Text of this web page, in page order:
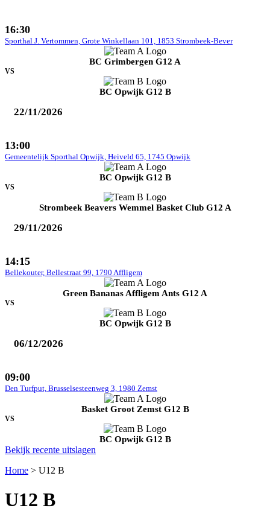
16:30
Sporthal J. Vertommen, Grote Winkellaan 101, 1853 Strombeek-Bever
BC Grimbergen G12 A
VS
BC Opwijk G12 B
22/11/2026
13:00
Gemeentelijk Sporthal Opwijk, Heiveld 65, 1745 Opwijk
BC Opwijk G12 B
VS
Strombeek Beavers Wemmel Basket Club G12 A
29/11/2026
14:15
Bellekouter, Bellestraat 99, 1790 Affligem
Green Bananas Affligem Ants G12 A
VS
BC Opwijk G12 B
06/12/2026
09:00
Den Turfput, Brusselsesteenweg 3, 1980 Zemst
Basket Groot Zemst G12 B
VS
BC Opwijk G12 B
Bekijk recente uitslagen
Home > U12 B
U12 B